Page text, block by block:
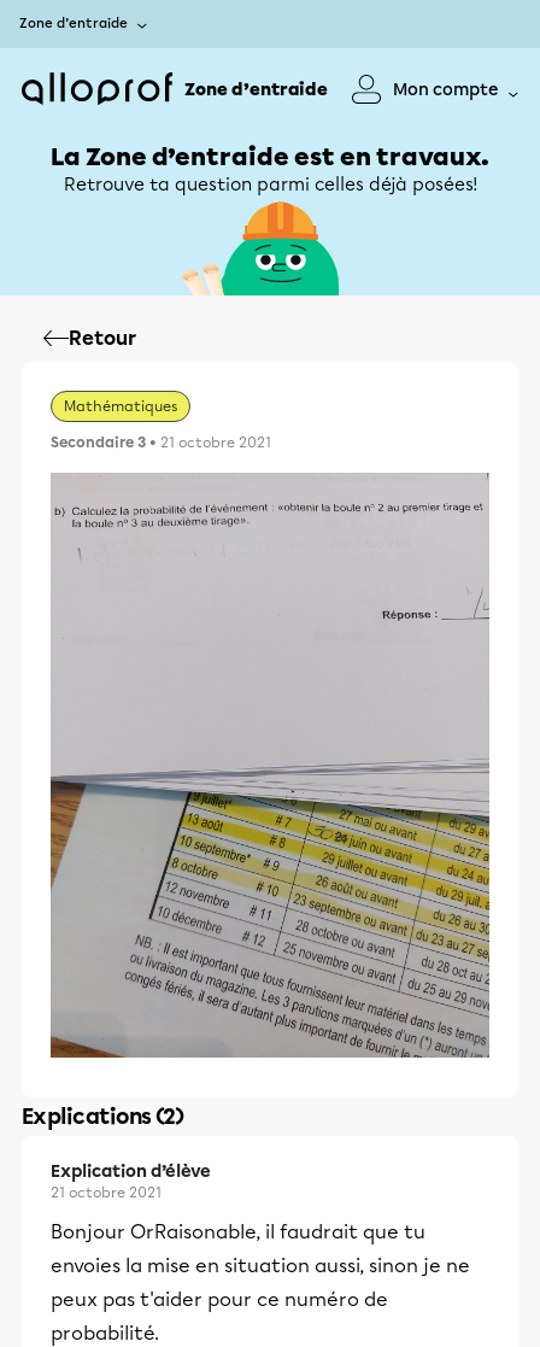
Zone d’entraide
Zone d’entraide Mon compte
La Zone d’entraide est en travaux.
Retrouve ta question parmi celles déjà posées!
Retour
Mathématiques
Secondaire 3 • 21 octobre 2021
Explications (2)
Explication d’élève
21 octobre 2021
Bonjour OrRaisonable, il faudrait que tu
envoies la mise en situation aussi, sinon je ne
peux pas t'aider pour ce numéro de
probabilité.